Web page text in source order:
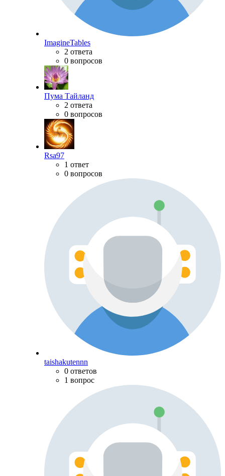
ImagineTables
2 ответа
0 вопросов
Пума Тайланд
2 ответа
0 вопросов
Rsa97
1 ответ
0 вопросов
taishakutennn
0 ответов
1 вопрос